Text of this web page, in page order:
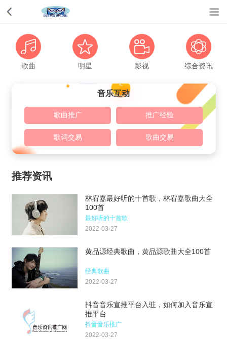
歌曲 明星 影视 综合资讯
音乐互动
歌曲推广 推广经验
歌词交易 歌曲交易
推荐资讯
林宥嘉最好听的十首歌，林宥嘉歌曲大全
100首
最好听的十首歌
2022-03-27
黄品源经典歌曲，黄品源歌曲大全100首
经典歌曲
2022-03-27
抖音音乐宣推平台入驻，如何加入音乐宣
推平台
抖音音乐推广
2022-03-27